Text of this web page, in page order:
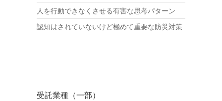
人を行動できなくさせる有害な思考パターン
認知はされていないけど極めて重要な防災対策
受託業種（一部）